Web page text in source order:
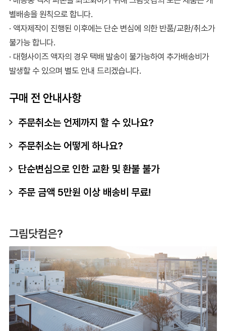
별배송을 원칙으로 합니다.
· 액자제작이 진행된 이후에는 단순 변심에 의한 반품/교환/취소가
불가능 합니다.
· 대형사이즈 액자의 경우 택배 발송이 불가능하여 추가배송비가
발생할 수 있으며 별도 안내 드리겠습니다.
구매 전 안내사항
주문취소는 언제까지 할 수 있나요?
주문취소는 어떻게 하나요?
단순변심으로 인한 교환 및 환불 불가
주문 금액 5만원 이상 배송비 무료!
그림닷컴은?